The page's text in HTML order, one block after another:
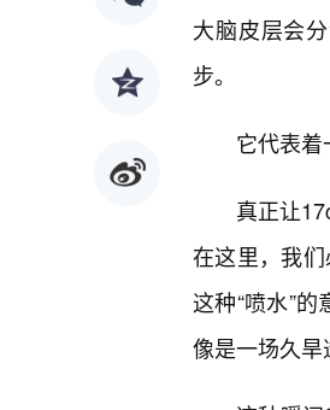
大脑皮层会
步。
它代表着
真正让
在这里，我们
这种“喷水”
像是一场久旱